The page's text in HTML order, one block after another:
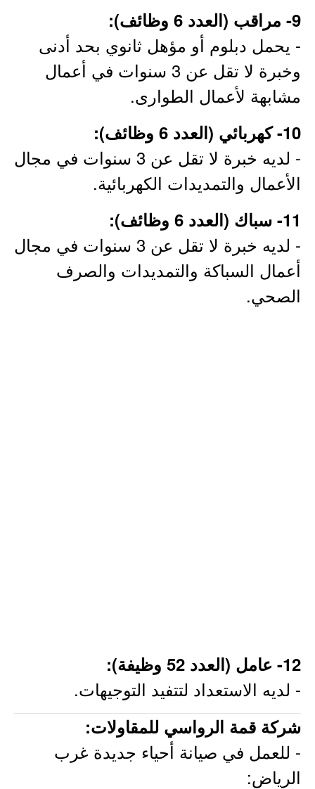
9- مراقب (العدد 6 وظائف):
- يحمل دبلوم أو مؤهل ثانوي بحد أدنى
وخبرة لا تقل عن 3 سنوات في أعمال
مشابهة لأعمال الطوارى.
10- كهربائي (العدد 6 وظائف):
- لديه خبرة لا تقل عن 3 سنوات في مجال
الأعمال والتمديدات الكهربائية.
11- سباك (العدد 6 وظائف):
- لديه خبرة لا تقل عن 3 سنوات في مجال
أعمال السباكة والتمديدات والصرف
الصحي.
12- عامل (العدد 52 وظيفة):
- لديه الاستعداد لتتفيد التوجيهات.
شركة قمة الرواسي للمقاولات:
- للعمل في صيانة أحياء جديدة غرب
الرياض: